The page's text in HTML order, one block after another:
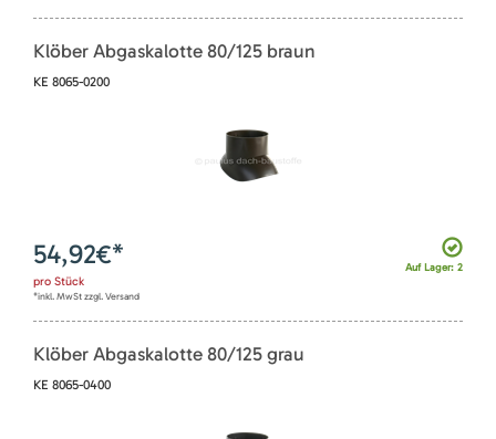
Klöber Abgaskalotte 80/125 braun
KE 8065-0200
Auf Lager: 2
54,92€*
pro Stück
*inkl. MwSt zzgl. Versand
Klöber Abgaskalotte 80/125 grau
KE 8065-0400